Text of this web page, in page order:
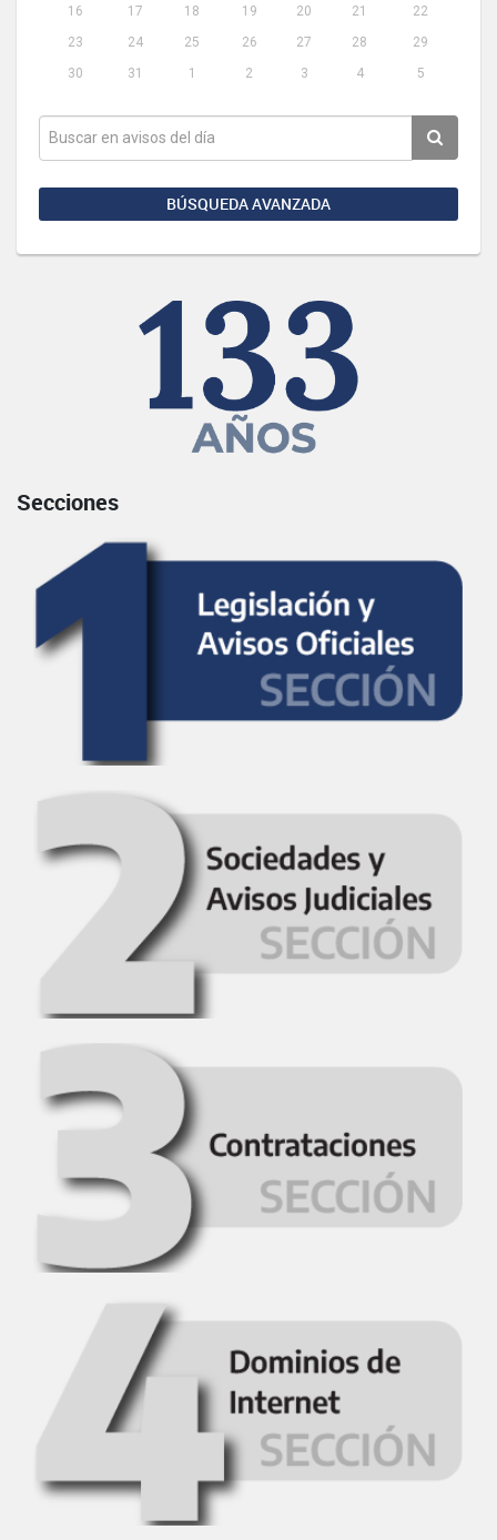
16
17 18 19 20 21
22
23
24 25 26 27 28
29
30
31 1 2 3 4 5
BÚSQUEDA AVANZADA
Secciones